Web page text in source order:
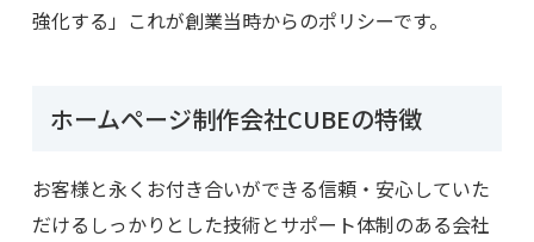
強化する」これが創業当時からのポリシーです。
ホームページ制作会社CUBEの特徴
お客様と永くお付き合いができる信頼・安心していた
だけるしっかりとした技術とサポート体制のある会社